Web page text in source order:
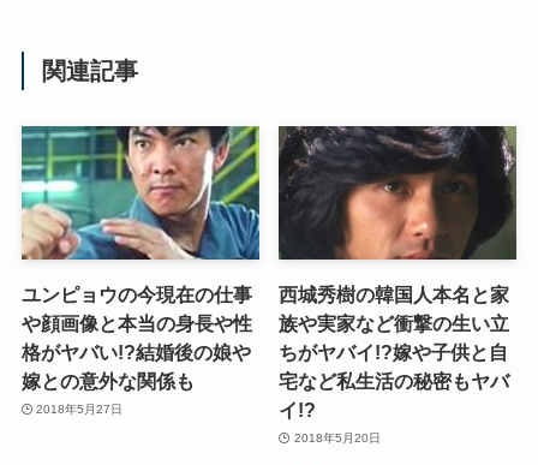
関連記事
ユンピョウの今現在の仕事
や顔画像と本当の身長や性
格がヤバい!?結婚後の娘や
嫁との意外な関係も
2018年5月27日
西城秀樹の韓国人本名と家
族や実家など衝撃の生い立
ちがヤバイ!?嫁や子供と自
宅など私生活の秘密もヤバ
イ!?
2018年5月20日